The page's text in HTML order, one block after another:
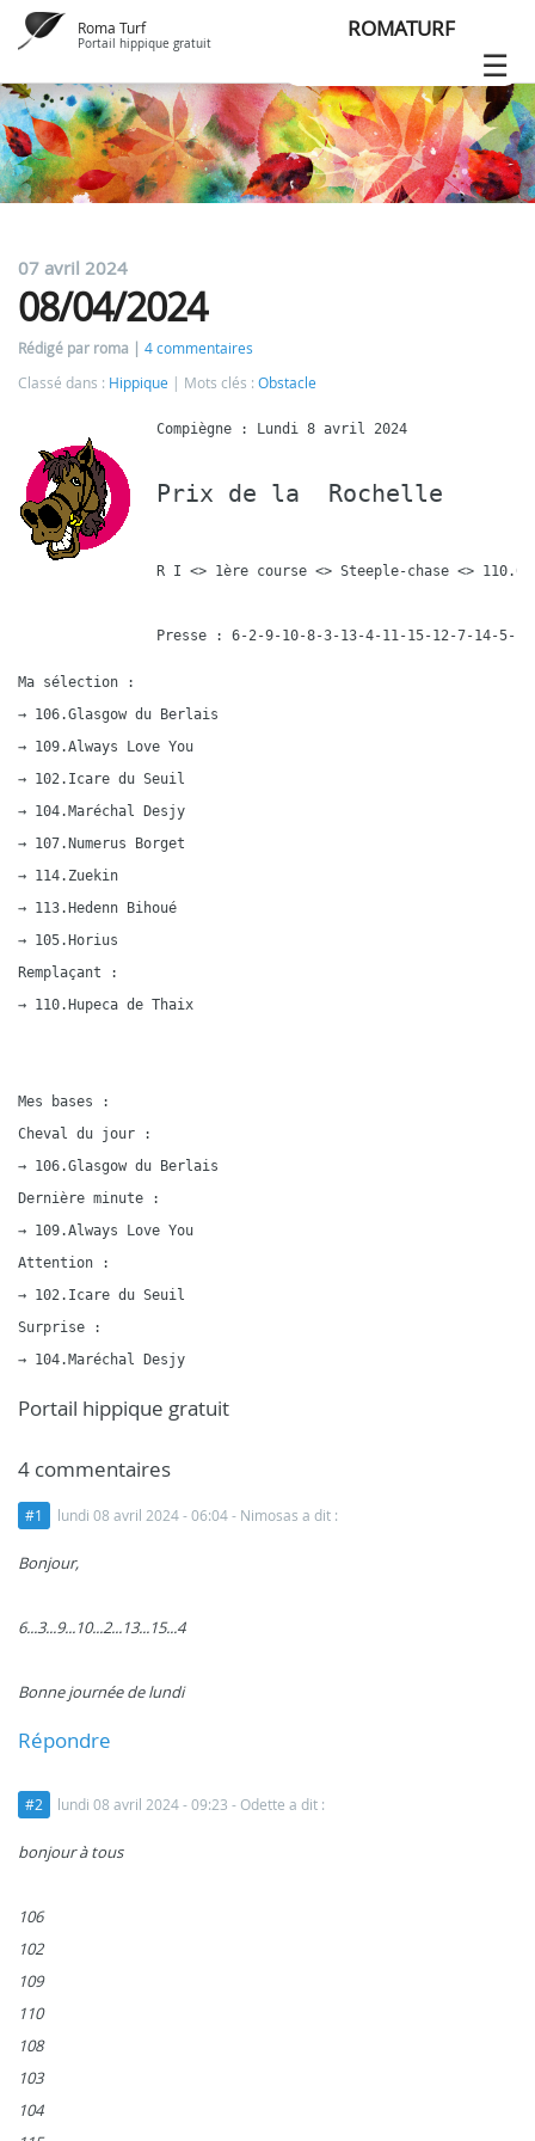
Roma Turf
Portail hippique gratuit
ROMATURF
07 avril 2024
08/04/2024
Rédigé par roma
4 commentaires
Classé dans : Hippique Mots clés : Obstacle
Prix de la  Rochelle
R I <> 1ère course <> Steeple-chase <>
Ma sélection :
→ 106.Glasgow du Berlais
→ 109.Always Love You
→ 102.Icare du Seuil
→ 104.Maréchal Desjy
→ 107.Numerus Borget
→ 114.Zuekin
→ 113.Hedenn Bihoué
→ 105.Horius
Remplaçant :
→ 110.Hupeca de Thaix
Mes bases :
Cheval du jour :
→ 106.Glasgow du Berlais
Dernière minute :
→ 109.Always Love You
Attention :
→ 102.Icare du Seuil
Surprise :
Portail hippique gratuit
4 commentaires
#1 lundi 08 avril 2024 - 06:04 - Nimosas a dit :
Bonjour,
6...3...9...10...2...13...15...4
Bonne journée de lundi
Répondre
#2 lundi 08 avril 2024 - 09:23 - Odette a dit :
bonjour à tous
106
102
109
110
108
103
104